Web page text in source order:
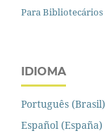
Para Bibliotecários
IDIOMA
Português (Brasil)
Español (España)